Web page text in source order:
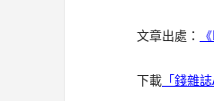
文章出處：
下載 「錢雜